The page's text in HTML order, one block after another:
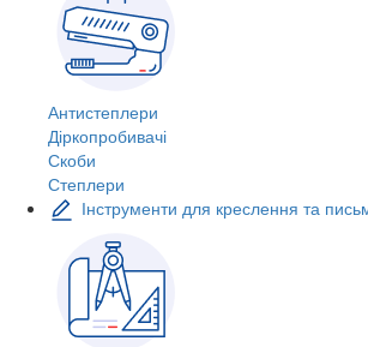
Антистеплери
Діркопробивачі
Скоби
Степлери
Інструменти для креслення та